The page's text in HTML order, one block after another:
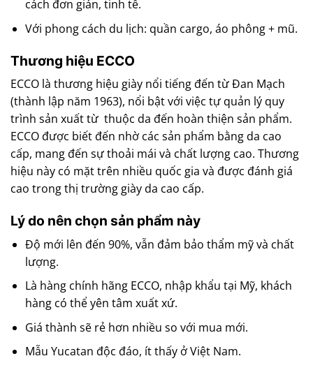
cách đơn giản, tinh tế.
Với phong cách du lịch: quần cargo, áo phông + mũ.
Thương hiệu ECCO
ECCO là thương hiệu giày nổi tiếng đến từ Đan Mạch
(thành lập năm 1963), nổi bật với việc tự quản lý quy
trình sản xuất từ thuộc da đến hoàn thiện sản phẩm.
ECCO được biết đến nhờ các sản phẩm bằng da cao
cấp, mang đến sự thoải mái và chất lượng cao. Thương
hiệu này có mặt trên nhiều quốc gia và được đánh giá
cao trong thị trường giày da cao cấp.
Lý do nên chọn sản phẩm này
Độ mới lên đến 90%, vẫn đảm bảo thẩm mỹ và chất
lượng.
Là hàng chính hãng ECCO, nhập khẩu tại Mỹ, khách
hàng có thể yên tâm xuất xứ.
Giá thành sẽ rẻ hơn nhiều so với mua mới.
Mẫu Yucatan độc đáo, ít thấy ở Việt Nam.